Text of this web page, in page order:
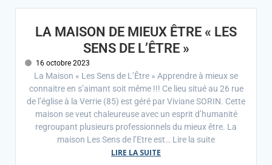
LA MAISON DE MIEUX ÊTRE « LES
SENS DE L’ÊTRE »
16 octobre 2023
La Maison « Les Sens de L’Être » Apprendre à mieux se
connaitre en s’aimant soit même !!! Ce lieu situé au 26 rue
de l’église à la Verrie (85) est géré par Viviane SORIN. Cette
maison se veut chaleureuse avec un esprit d’humanité
regroupant plusieurs professionnels du mieux être. La
maison Les Sens de l’Etre est… Lire la suite
LIRE LA SUITE